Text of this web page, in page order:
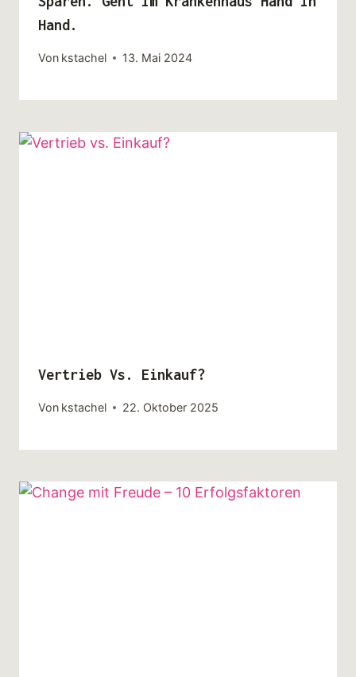
Hand.
Von kstachel 13. Mai 2024
Vertrieb Vs. Einkauf?
Von kstachel 22. Oktober 2025